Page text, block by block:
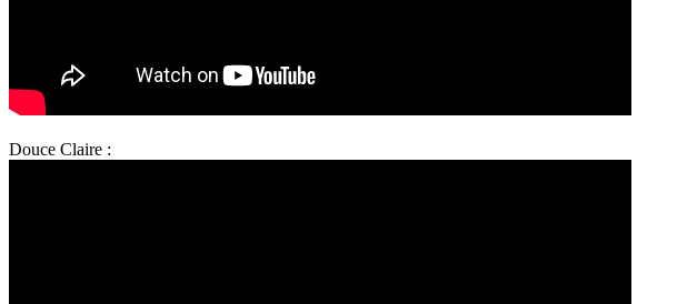
Douce Claire :